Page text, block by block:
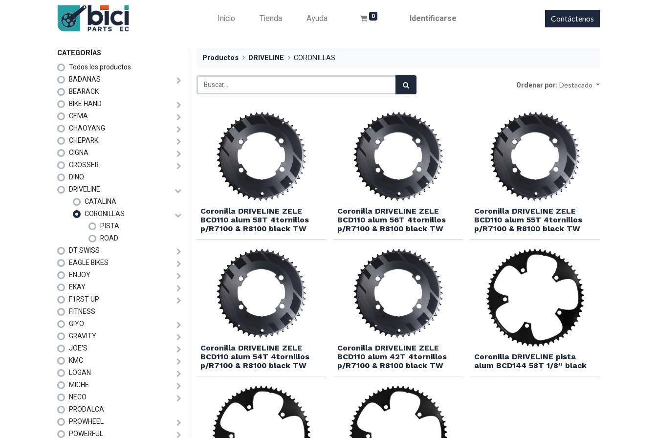
Inicio Tienda Ayuda 0 Identificarse Contáctenos
CATEGORÍAS
Todos los productos
BADANAS
BEARACK
BIKE HAND
CEMA
CHAOYANG
CHEPARK
CIGNA
CROSSER
DINO
DRIVELINE
CATALINA
CORONILLAS
PISTA
ROAD
DT SWISS
EAGLE BIKES
ENJOY
EKAY
F1RST UP
FITNESS
GIYO
GRAVITY
JOE'S
KMC
LOGAN
MICHE
NECO
PRODALCA
PROWHEEL
POWERFUL
Productos DRIVELINE CORONILLAS
Ordenar por: Destacado
Coronilla DRIVELINE ZELE
BCD110 alum 58T 4tornillos
p/R7100 & R8100 black TW
Coronilla DRIVELINE ZELE
BCD110 alum 56T 4tornillos
p/R7100 & R8100 black TW
Coronilla DRIVELINE ZELE
BCD110 alum 55T 4tornillos
p/R7100 & R8100 black TW
Coronilla DRIVELINE ZELE
BCD110 alum 54T 4tornillos
p/R7100 & R8100 black TW
Coronilla DRIVELINE ZELE
BCD110 alum 42T 4tornillos
p/R7100 & R8100 black TW
Coronilla DRIVELINE pista
alum BCD144 58T 1/8” black